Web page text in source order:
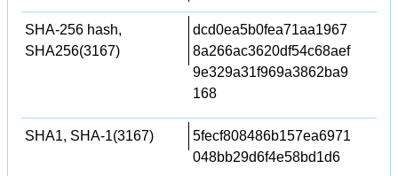
SHA-256 hash,
SHA256(3167)
dcd0ea5b0fea71aa1967
8a266ac3620df54c68aef
9e329a31f969a3862ba9
168
SHA1, SHA-1(3167)
5fecf808486b157ea6971
048bb29d6f4e58bd1d6